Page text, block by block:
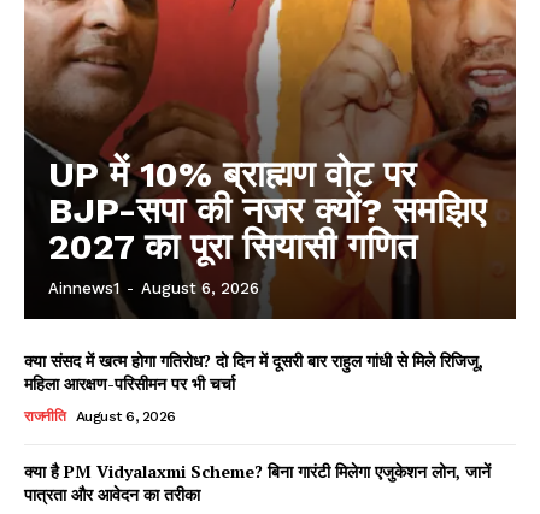
UP में 10% ब्राह्मण वोट पर
BJP-सपा की नजर क्यों? समझिए
2027 का पूरा सियासी गणित
Ainnews1 - August 6, 2026
क्या संसद में खत्म होगा गतिरोध? दो दिन में दूसरी बार राहुल गांधी से मिले रिजिजू,
महिला आरक्षण-परिसीमन पर भी चर्चा
राजनीति August 6, 2026
क्या है PM Vidyalaxmi Scheme? बिना गारंटी मिलेगा एजुकेशन लोन, जानें
पात्रता और आवेदन का तरीका